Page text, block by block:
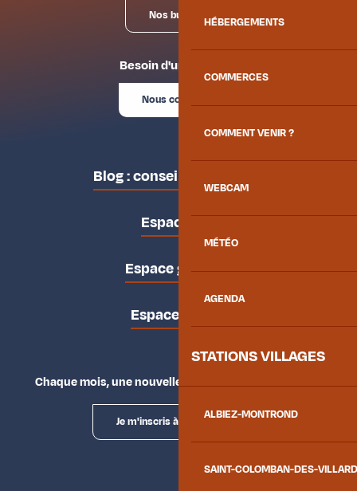
HÉBERGEMENTS
COMMERCES
COMMENT VENIR ?
WEBCAM
MÉTÉO
AGENDA
STATIONS VILLAGES
ALBIEZ-MONTROND
SAINT-COLOMBAN-DES-
Nos bureaux
Besoin d'un conseil ?
Nous contacter
Blog : conseils des locaux
Espace pro
Espace groupes
Espace presse
Chaque mois, une nouvelle façon d'explorer la vallée.
Je m'inscris à la newsletter